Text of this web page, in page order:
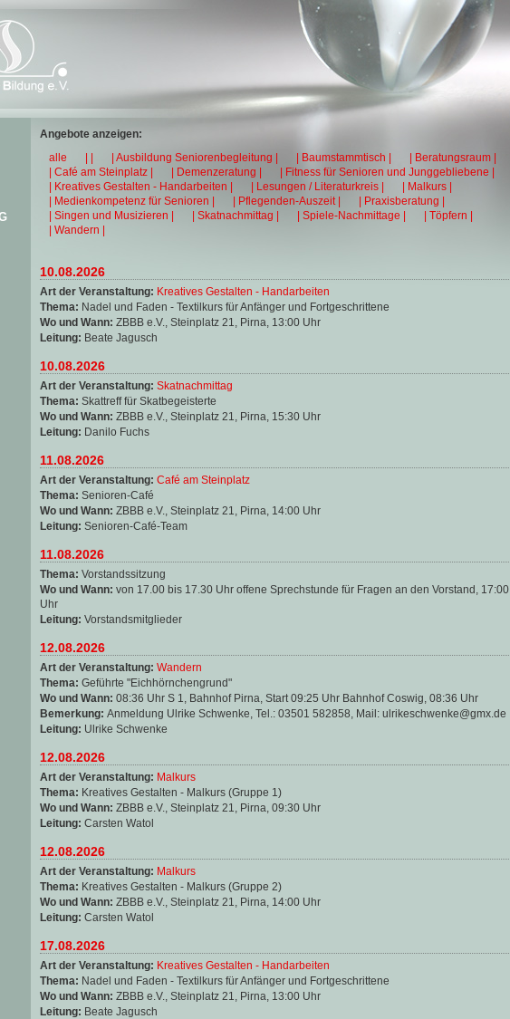
Angebote anzeigen:
alle
| | | Ausbildung Seniorenbegleitung | | Baumstammtisch |
| Beratungsraum |
| Café am Steinplatz |
| Demenzeratung |
| Fitness für Senioren und Junggebliebene |
| Kreatives Gestalten - Handarbeiten |
| Lesungen / Literaturkreis |
| Malkurs |
| Medienkompetenz für Senioren |
| Pflegenden-Auszeit |
| Praxisberatung |
| Singen und Musizieren |
| Skatnachmittag | | Spiele-Nachmittage |
| Töpfern |
| Wandern |
10.08.2026
Art der Veranstaltung: Kreatives Gestalten - Handarbeiten
Thema: Nadel und Faden - Textilkurs für Anfänger und Fortgeschrittene
Wo und Wann: ZBBB e.V., Steinplatz 21, Pirna, 13:00 Uhr
Leitung: Beate Jagusch
10.08.2026
Art der Veranstaltung: Skatnachmittag
Thema: Skattreff für Skatbegeisterte
Wo und Wann: ZBBB e.V., Steinplatz 21, Pirna, 15:30 Uhr
Leitung: Danilo Fuchs
11.08.2026
Art der Veranstaltung: Café am Steinplatz
Thema: Senioren-Café
Wo und Wann: ZBBB e.V., Steinplatz 21, Pirna, 14:00 Uhr
Leitung: Senioren-Café-Team
11.08.2026
Thema: Vorstandssitzung
Wo und Wann: von 17.00 bis 17.30 Uhr offene Sprechstunde für Fragen an den Vorstand, 17:00
Uhr
Leitung: Vorstandsmitglieder
12.08.2026
Art der Veranstaltung: Wandern
Thema: Geführte "Eichhörnchengrund"
Wo und Wann: 08:36 Uhr S 1, Bahnhof Pirna, Start 09:25 Uhr Bahnhof Coswig, 08:36 Uhr
Bemerkung: Anmeldung Ulrike Schwenke, Tel.: 03501 582858, Mail: ulrikeschwenke@gmx.de
Leitung: Ulrike Schwenke
12.08.2026
Art der Veranstaltung: Malkurs
Thema: Kreatives Gestalten - Malkurs (Gruppe 1)
Wo und Wann: ZBBB e.V., Steinplatz 21, Pirna, 09:30 Uhr
Leitung: Carsten Watol
12.08.2026
Art der Veranstaltung: Malkurs
Thema: Kreatives Gestalten - Malkurs (Gruppe 2)
Wo und Wann: ZBBB e.V., Steinplatz 21, Pirna, 14:00 Uhr
Leitung: Carsten Watol
17.08.2026
Art der Veranstaltung: Kreatives Gestalten - Handarbeiten
Thema: Nadel und Faden - Textilkurs für Anfänger und Fortgeschrittene
Wo und Wann: ZBBB e.V., Steinplatz 21, Pirna, 13:00 Uhr
Leitung: Beate Jagusch